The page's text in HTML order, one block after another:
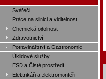
Svářeči
Práce na silnici a viditelnost
Chemická odolnost
Zdravotnictví
Potravinářství a Gastronomie
Úklidové služby
ESD a Čisté prostředí
Elektrikáři a elektromontéři